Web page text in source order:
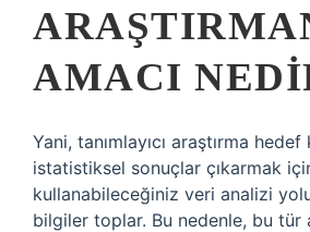
AMACI
Yani, tanımlayıcı araştırma
istatistiksel sonuçlar çıkarmak
kullanabileceğiniz veri analizi
bilgiler toplar. Bu nedenle, bu tür